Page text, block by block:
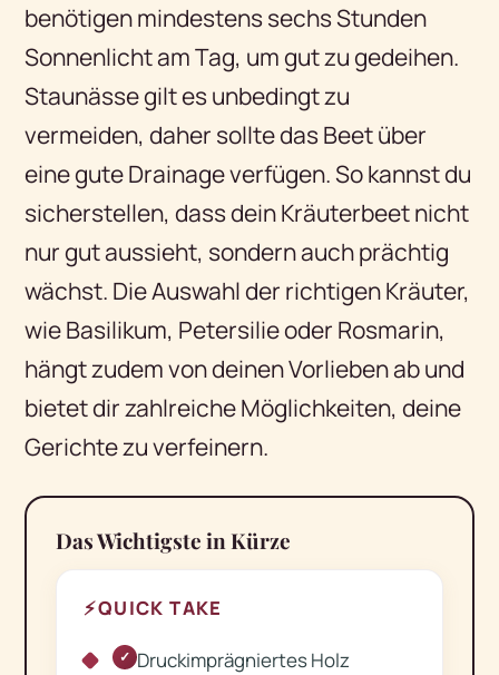
benötigen mindestens sechs Stunden
Sonnenlicht am Tag, um gut zu gedeihen.
Staunässe gilt es unbedingt zu
vermeiden, daher sollte das Beet über
eine gute Drainage verfügen. So kannst du
sicherstellen, dass dein Kräuterbeet nicht
nur gut aussieht, sondern auch prächtig
wächst. Die Auswahl der richtigen Kräuter,
wie Basilikum, Petersilie oder Rosmarin,
hängt zudem von deinen Vorlieben ab und
bietet dir zahlreiche Möglichkeiten, deine
Gerichte zu verfeinern.
Das Wichtigste in Kürze
⚡QUICK TAKE
✓ Druckimprägniertes Holz